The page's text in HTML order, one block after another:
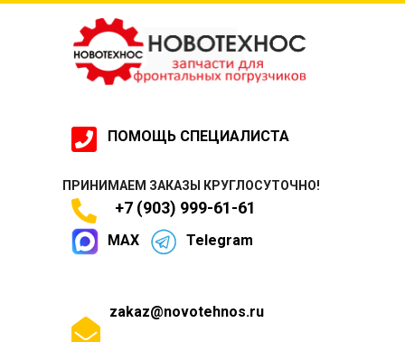
ПОМОЩЬ СПЕЦИАЛИСТА
ПРИНИМАЕМ ЗАКАЗЫ КРУГЛОСУТОЧНО!
+7 (903) 999-61-61
MAX Telegram
zakaz@novotehnos.ru